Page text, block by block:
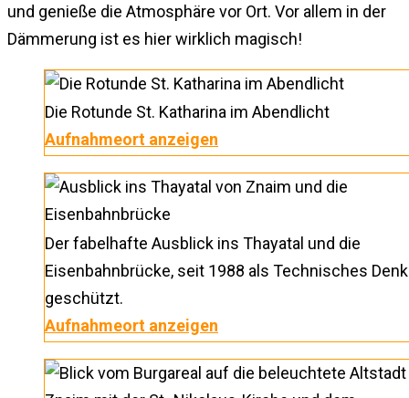
und genieße die Atmosphäre vor Ort. Vor allem in der
Dämmerung ist es hier wirklich magisch!
Die Rotunde St. Katharina im Abendlicht
Aufnahmeort anzeigen
Der fabelhafte Ausblick ins Thayatal und die
Eisenbahnbrücke, seit 1988 als Technisches
geschützt.
Aufnahmeort anzeigen